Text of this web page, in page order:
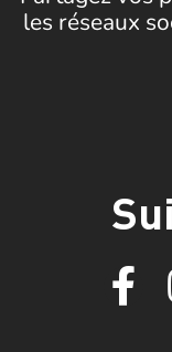
les réseaux